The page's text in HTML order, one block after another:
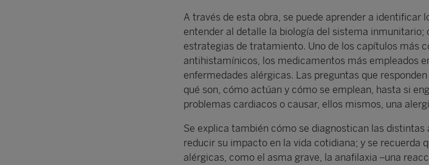
A través de esta obra, se puede aprender a identificar
entender al detalle la biología del sistema inmunitario;
estrategias de tratamiento. Uno de los capítulos más
antihistamínicos, los medicamentos más empleados
enfermedades alérgicas. Las preguntas que
qué son, cómo actúan y cómo se emplean, hasta si
problemas cardiacos o causar, ellos mismos, una
Se explica también cómo se diagnostican las distintas
reducir su impacto en la vida cotidiana; y se recuerda
alérgicas, como el asma grave, la anafilaxia –una